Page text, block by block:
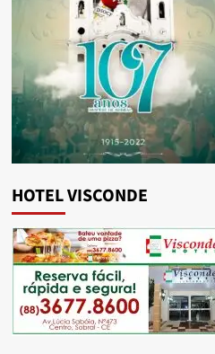
HOTEL VISCONDE